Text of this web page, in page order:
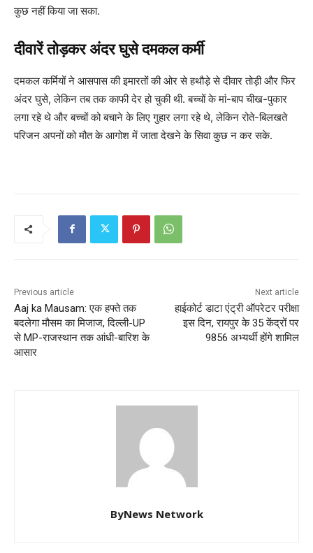
कुछ नहीं किया जा सका.
दीवारें तोड़कर अंदर घुसे दमकल कर्मी
दमकल कर्मियों ने आसपास की इमारतों की ओर से हथौड़े से दीवार तोड़ी और फिर
अंदर घुसे, लेकिन तब तक काफी देर हो चुकी थी. बच्चों के मां-बाप चीख-पुकार
लगा रहे थे और बच्चों को बचाने के लिए गुहार लगा रहे थे, लेकिन रोते-बिलखते
परिजन अपनों को मौत के आगोश में जाता देखने के सिवा कुछ न कर सके.
Previous article
Aaj ka Mausam: एक हफ्ते तक
बदलेगा मौसम का मिजाज, दिल्ली-UP
से MP-राजस्थान तक आंधी-बारिश के
आसार
Next article
हाईकोर्ट डाटा एंट्री ऑपरेटर परीक्षा
इस दिन, रायपुर के 35 केंद्रों पर
9856 अभ्यर्थी होंगे शामिल
ByNews Network